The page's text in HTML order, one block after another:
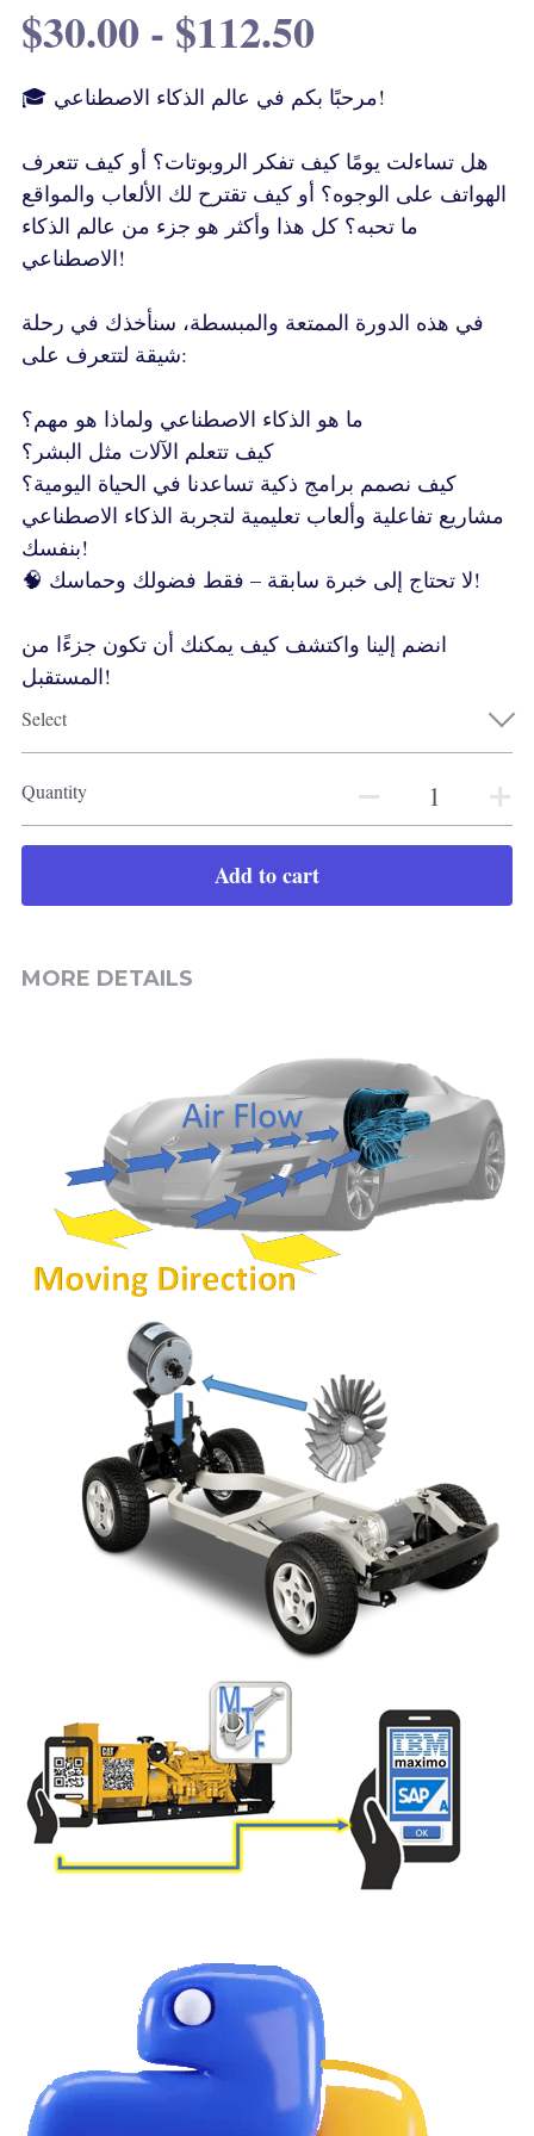
Advanced Courses Android
Online Lectures Courses
E-Learning-Ar
E-Learning-En
IBM Maximo Certificates
كورسات أون لاين
Free Lectures
Stamps & Coins
[MTF]
Car-Design
Terms & Conditions
YouTube
Privacy Policy
YouTube
أدب الخيال العلمى
$30.00 - $112.50
🎓 مرحبًا بكم في عالم الذكاء الاصطناعي!
هل تساءلت يومًا كيف تفكر الروبوتات؟ أو كيف تتعرف
الهواتف على الوجوه؟ أو كيف تقترح لك الألعاب والمواقع
ما تحبه؟ كل هذا وأكثر هو جزء من عالم الذكاء
الاصطناعي!
في هذه الدورة الممتعة والمبسطة، سنأخذك في رحلة
شيقة لتتعرف على:
ما هو الذكاء الاصطناعي ولماذا هو مهم؟
كيف تتعلم الآلات مثل البشر؟
كيف نصمم برامج ذكية تساعدنا في الحياة اليومية؟
مشاريع تفاعلية وألعاب تعليمية لتجربة الذكاء الاصطناعي
بنفسك!
🧠 لا تحتاج إلى خبرة سابقة – فقط فضولك وحماسك!
انضم إلينا واكتشف كيف يمكنك أن تكون جزءًا من
المستقبل!
Select
Quantity
Add to cart
MORE DETAILS